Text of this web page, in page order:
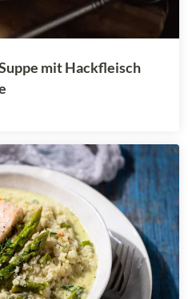
mit Hackfleisch